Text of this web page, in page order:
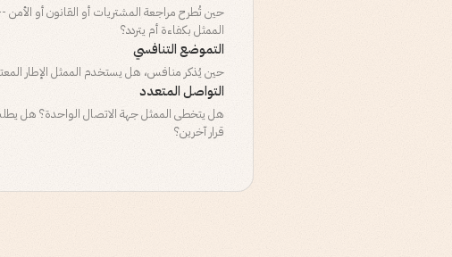
حين تُطرح مراجعة المشتريات أو القانون أو
الممثل بكفاءة أم يتردد؟
التموضع التنافسي
حين يُذكر منافس، هل يستخدم الممثل الإطار
التواصل المتعدد
هل يتخطى الممثل جهة الاتصال الواحدة؟ هل
قرار آخرين؟